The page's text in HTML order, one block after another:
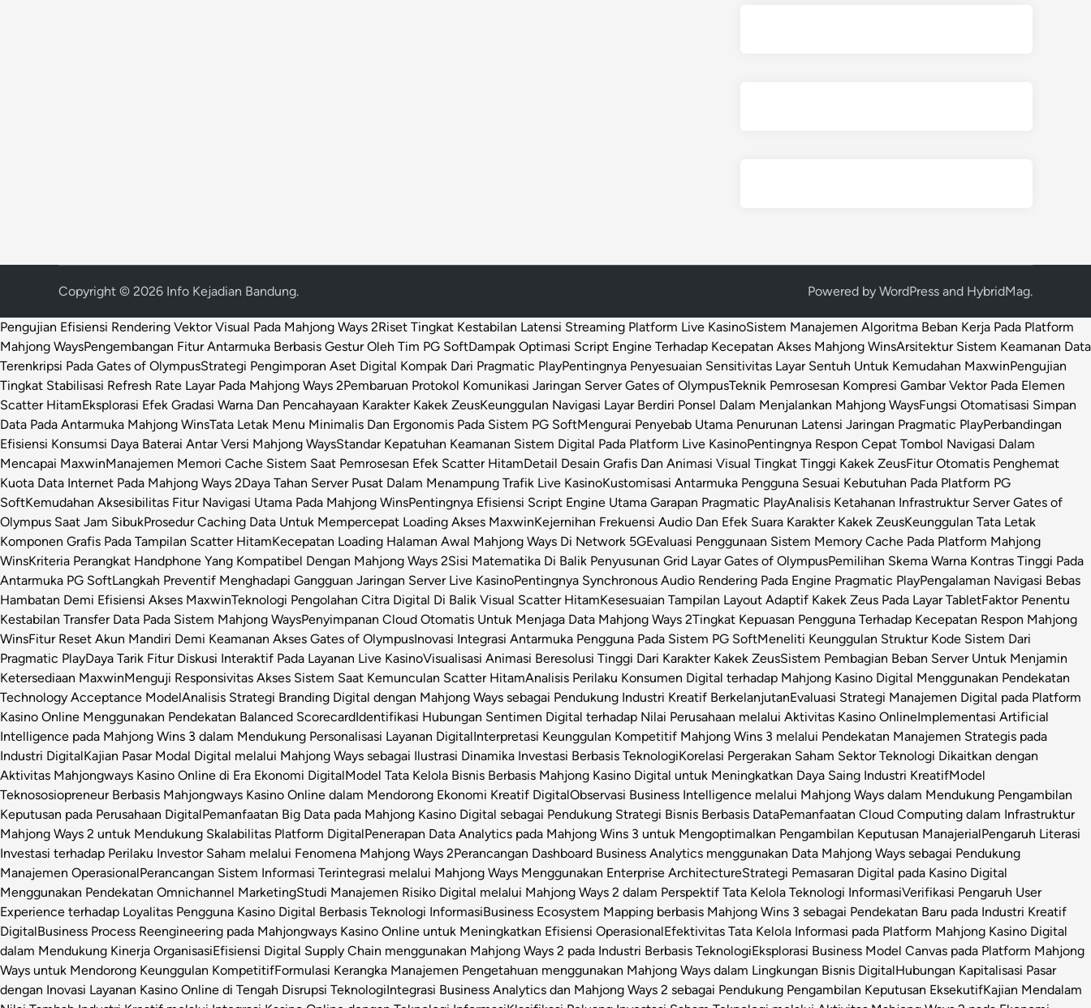
Copyright © 2026 Info Kejadian Bandung. Powered by WordPress and HybridMag.
Pengujian Efisiensi Rendering Vektor Visual Pada Mahjong Ways 2Riset Tingkat Kestabilan Latensi Streaming Platform Live KasinoSistem Manajemen Algoritma Beban Kerja Pada Platform
Mahjong WaysPengembangan Fitur Antarmuka Berbasis Gestur Oleh Tim PG SoftDampak Optimasi Script Engine Terhadap Kecepatan Akses Mahjong WinsArsitektur Sistem Keamanan Data
Terenkripsi Pada Gates of OlympusStrategi Pengimporan Aset Digital Kompak Dari Pragmatic PlayPentingnya Penyesuaian Sensitivitas Layar Sentuh Untuk Kemudahan MaxwinPengujian
Tingkat Stabilisasi Refresh Rate Layar Pada Mahjong Ways 2Pembaruan Protokol Komunikasi Jaringan Server Gates of OlympusTeknik Pemrosesan Kompresi Gambar Vektor Pada Elemen
Scatter HitamEksplorasi Efek Gradasi Warna Dan Pencahayaan Karakter Kakek ZeusKeunggulan Navigasi Layar Berdiri Ponsel Dalam Menjalankan Mahjong WaysFungsi Otomatisasi Simpan
Data Pada Antarmuka Mahjong WinsTata Letak Menu Minimalis Dan Ergonomis Pada Sistem PG SoftMengurai Penyebab Utama Penurunan Latensi Jaringan Pragmatic PlayPerbandingan
Efisiensi Konsumsi Daya Baterai Antar Versi Mahjong WaysStandar Kepatuhan Keamanan Sistem Digital Pada Platform Live KasinoPentingnya Respon Cepat Tombol Navigasi Dalam
Mencapai MaxwinManajemen Memori Cache Sistem Saat Pemrosesan Efek Scatter HitamDetail Desain Grafis Dan Animasi Visual Tingkat Tinggi Kakek ZeusFitur Otomatis Penghemat
Kuota Data Internet Pada Mahjong Ways 2Daya Tahan Server Pusat Dalam Menampung Trafik Live KasinoKustomisasi Antarmuka Pengguna Sesuai Kebutuhan Pada Platform PG
SoftKemudahan Aksesibilitas Fitur Navigasi Utama Pada Mahjong WinsPentingnya Efisiensi Script Engine Utama Garapan Pragmatic PlayAnalisis Ketahanan Infrastruktur Server Gates of
Olympus Saat Jam SibukProsedur Caching Data Untuk Mempercepat Loading Akses MaxwinKejernihan Frekuensi Audio Dan Efek Suara Karakter Kakek ZeusKeunggulan Tata Letak
Komponen Grafis Pada Tampilan Scatter HitamKecepatan Loading Halaman Awal Mahjong Ways Di Network 5GEvaluasi Penggunaan Sistem Memory Cache Pada Platform Mahjong
WinsKriteria Perangkat Handphone Yang Kompatibel Dengan Mahjong Ways 2Sisi Matematika Di Balik Penyusunan Grid Layar Gates of OlympusPemilihan Skema Warna Kontras Tinggi Pada
Antarmuka PG SoftLangkah Preventif Menghadapi Gangguan Jaringan Server Live KasinoPentingnya Synchronous Audio Rendering Pada Engine Pragmatic PlayPengalaman Navigasi Bebas
Hambatan Demi Efisiensi Akses MaxwinTeknologi Pengolahan Citra Digital Di Balik Visual Scatter HitamKesesuaian Tampilan Layout Adaptif Kakek Zeus Pada Layar TabletFaktor Penentu
Kestabilan Transfer Data Pada Sistem Mahjong WaysPenyimpanan Cloud Otomatis Untuk Menjaga Data Mahjong Ways 2Tingkat Kepuasan Pengguna Terhadap Kecepatan Respon Mahjong
WinsFitur Reset Akun Mandiri Demi Keamanan Akses Gates of OlympusInovasi Integrasi Antarmuka Pengguna Pada Sistem PG SoftMeneliti Keunggulan Struktur Kode Sistem Dari
Pragmatic PlayDaya Tarik Fitur Diskusi Interaktif Pada Layanan Live KasinoVisualisasi Animasi Beresolusi Tinggi Dari Karakter Kakek ZeusSistem Pembagian Beban Server Untuk Menjamin
Ketersediaan MaxwinMenguji Responsivitas Akses Sistem Saat Kemunculan Scatter HitamAnalisis Perilaku Konsumen Digital terhadap Mahjong Kasino Digital Menggunakan Pendekatan
Technology Acceptance ModelAnalisis Strategi Branding Digital dengan Mahjong Ways sebagai Pendukung Industri Kreatif BerkelanjutanEvaluasi Strategi Manajemen Digital pada Platform
Kasino Online Menggunakan Pendekatan Balanced ScorecardIdentifikasi Hubungan Sentimen Digital terhadap Nilai Perusahaan melalui Aktivitas Kasino OnlineImplementasi Artificial
Intelligence pada Mahjong Wins 3 dalam Mendukung Personalisasi Layanan DigitalInterpretasi Keunggulan Kompetitif Mahjong Wins 3 melalui Pendekatan Manajemen Strategis pada
Industri DigitalKajian Pasar Modal Digital melalui Mahjong Ways sebagai Ilustrasi Dinamika Investasi Berbasis TeknologiKorelasi Pergerakan Saham Sektor Teknologi Dikaitkan dengan
Aktivitas Mahjongways Kasino Online di Era Ekonomi DigitalModel Tata Kelola Bisnis Berbasis Mahjong Kasino Digital untuk Meningkatkan Daya Saing Industri KreatifModel
Teknososiopreneur Berbasis Mahjongways Kasino Online dalam Mendorong Ekonomi Kreatif DigitalObservasi Business Intelligence melalui Mahjong Ways dalam Mendukung Pengambilan
Keputusan pada Perusahaan DigitalPemanfaatan Big Data pada Mahjong Kasino Digital sebagai Pendukung Strategi Bisnis Berbasis DataPemanfaatan Cloud Computing dalam Infrastruktur
Mahjong Ways 2 untuk Mendukung Skalabilitas Platform DigitalPenerapan Data Analytics pada Mahjong Wins 3 untuk Mengoptimalkan Pengambilan Keputusan ManajerialPengaruh Literasi
Investasi terhadap Perilaku Investor Saham melalui Fenomena Mahjong Ways 2Perancangan Dashboard Business Analytics menggunakan Data Mahjong Ways sebagai Pendukung
Manajemen OperasionalPerancangan Sistem Informasi Terintegrasi melalui Mahjong Ways Menggunakan Enterprise ArchitectureStrategi Pemasaran Digital pada Kasino Digital
Menggunakan Pendekatan Omnichannel MarketingStudi Manajemen Risiko Digital melalui Mahjong Ways 2 dalam Perspektif Tata Kelola Teknologi InformasiVerifikasi Pengaruh User
Experience terhadap Loyalitas Pengguna Kasino Digital Berbasis Teknologi InformasiBusiness Ecosystem Mapping berbasis Mahjong Wins 3 sebagai Pendekatan Baru pada Industri Kreatif
DigitalBusiness Process Reengineering pada Mahjongways Kasino Online untuk Meningkatkan Efisiensi OperasionalEfektivitas Tata Kelola Informasi pada Platform Mahjong Kasino Digital
dalam Mendukung Kinerja OrganisasiEfisiensi Digital Supply Chain menggunakan Mahjong Ways 2 pada Industri Berbasis TeknologiEksplorasi Business Model Canvas pada Platform Mahjong
Ways untuk Mendorong Keunggulan KompetitifFormulasi Kerangka Manajemen Pengetahuan menggunakan Mahjong Ways dalam Lingkungan Bisnis DigitalHubungan Kapitalisasi Pasar
dengan Inovasi Layanan Kasino Online di Tengah Disrupsi TeknologiIntegrasi Business Analytics dan Mahjong Ways 2 sebagai Pendukung Pengambilan Keputusan EksekutifKajian Mendalam